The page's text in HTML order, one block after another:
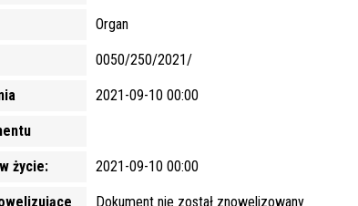
Organ
0050/250/2021/
2021-09-10 00:00
życie: 2021-09-10 00:00
Dokument nie został znowelizowany